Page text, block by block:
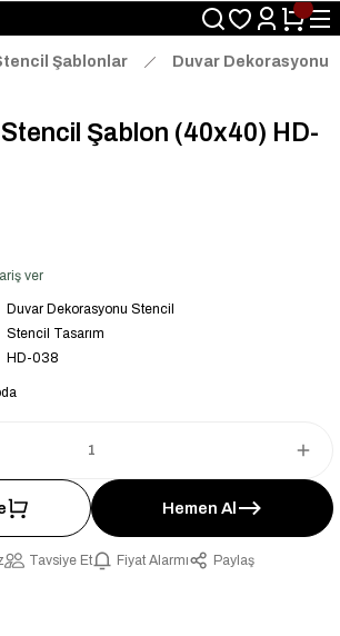
ile Sepette Hemen %10 İndirim Fırsatını
Kaçırmayın!
Şablonlar Duvar Dekorasyonu
Şablon (40x40) HD-
ver
Duvar Dekorasyonu Stencil
Stencil Tasarım
HD-038
Hemen Al
Tavsiye Et Fiyat Alarmı
Paylaş